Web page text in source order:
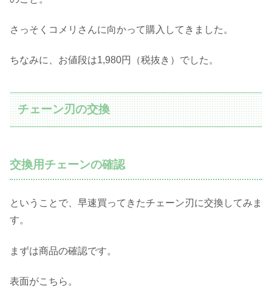
さっそくコメリさんに向かって購入してきました。
ちなみに、お値段は1,980円（税抜き）でした。
チェーン刃の交換
交換用チェーンの確認
ということで、早速買ってきたチェーン刃に交換してみま
す。
まずは商品の確認です。
表面がこちら。